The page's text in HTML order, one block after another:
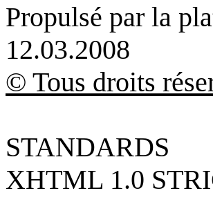
Propulsé par la
12.03.2008
© Tous droits
STANDARDS
XHTML 1.0